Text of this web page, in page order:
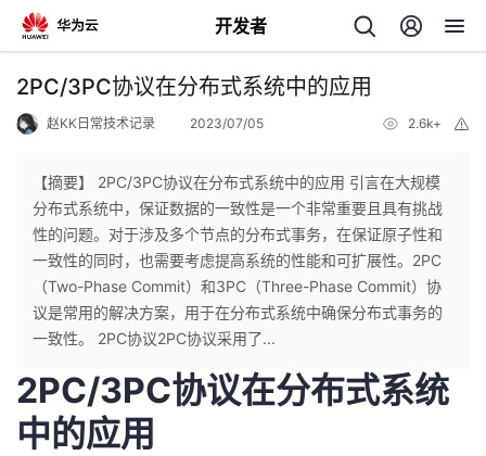
开发者
返
个
人
页
我
开
的
我
2PC/3PC协议在分布式系统中的应用
赵KK日常技术记录 2023/07/05 2.6k+
【摘要】 2PC/3PC协议在分布式系统中的应用 引言在大规模
分布式系统中，保证数据的一致性是一个非常重要且具有挑战
性的问题。对于涉及多个节点的分布式事务，在保证原子性和
一致性的同时，也需要考虑提高系统的性能和可扩展性。2PC
（Two-Phase Commit）和3PC（Three-Phase Commit）协
议是常用的解决方案，用于在分布式系统中确保分布式事务的
一致性。 2PC协议2PC协议采用了...
2PC/3PC协议在分布式系统
中的应用